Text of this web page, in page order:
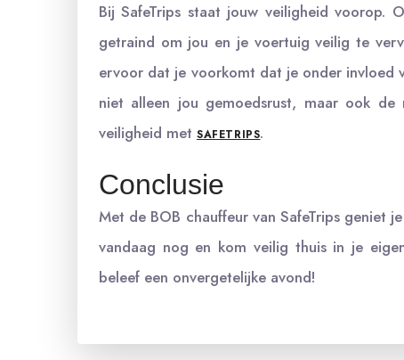
Bij SafeTrips staat jouw veiligheid voorop.
getraind om jou en je voertuig veilig te
ervoor dat je voorkomt dat je onder invloed
niet alleen jou gemoedsrust, maar ook
veiligheid met SAFETRIPS.
Conclusie
Met de BOB chauffeur van SafeTrips geniet
vandaag nog en kom veilig thuis in je
beleef een onvergetelijke avond!